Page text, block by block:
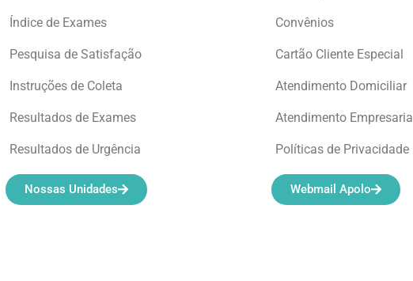
Índice de Exames
Pesquisa de Satisfação
Instruções de Coleta
Resultados de Exames
Resultados de Urgência
Nossas Unidades
Convênios
Cartão Cliente Especial
Atendimento Domiciliar
Atendimento Empresarial
Políticas de Privacidade
Webmail Apolo